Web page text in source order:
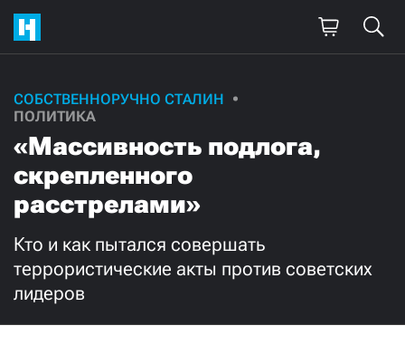
СОБСТВЕННОРУЧНО СТАЛИН
ПОЛИТИКА
«Массивность подлога,
скрепленного
расстрелами»
Кто и как пытался совершать
террористические акты против советских
лидеров
Поддержите
Разово
3000
500 300